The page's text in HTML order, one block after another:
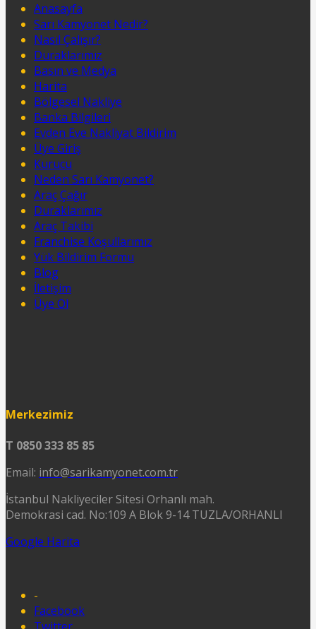
Anasayfa
Sarı Kamyonet Nedir?
Nasıl Çalışır?
Duraklarımız
Basın ve Medya
Harita
Bölgesel Nakliye
Banka Bilgileri
Evden Eve Nakliyat Bildirim
Üye Giriş
Kurucu
Neden Sarı Kamyonet?
Araç Çağır
Duraklarımız
Araç Takibi
Franchise Koşullarımız
Yük Bildirim Formu
Blog
İletişim
Üye Ol
Merkezimiz
T 0850 333 85 85
Email: info@sarikamyonet.com.tr
İstanbul Nakliyeciler Sitesi Orhanlı mah.
Demokrasi cad. No:109 A Blok 9-14 TUZLA/ORHANLI
Google Harita
-
Facebook
Twitter